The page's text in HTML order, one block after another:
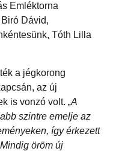
Emléktorna
Dávid,
Tóth Lilla
a jégkorong
az új
is vonzó volt. „A
szintre emelje az
így érkezett
öröm új